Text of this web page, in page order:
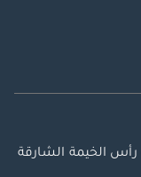
رأس الخيمة الشارقة